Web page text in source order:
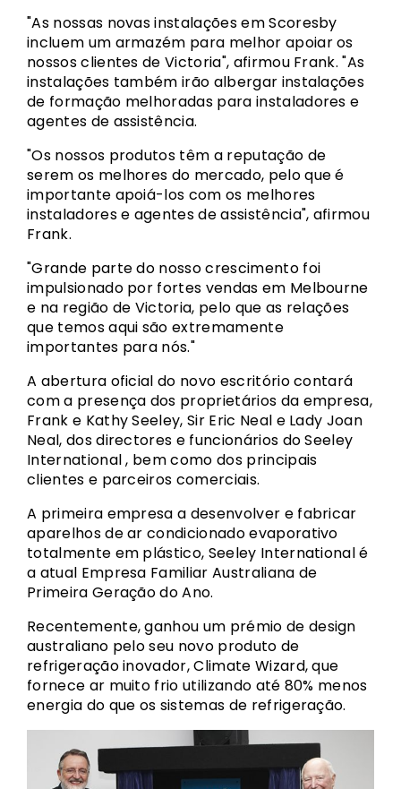
"As nossas novas instalações em Scoresby
incluem um armazém para melhor apoiar os
nossos clientes de Victoria", afirmou Frank. "As
instalações também irão albergar instalações
de formação melhoradas para instaladores e
agentes de assistência.
"Os nossos produtos têm a reputação de
serem os melhores do mercado, pelo que é
importante apoiá-los com os melhores
instaladores e agentes de assistência", afirmou
Frank.
"Grande parte do nosso crescimento foi
impulsionado por fortes vendas em Melbourne
e na região de Victoria, pelo que as relações
que temos aqui são extremamente
importantes para nós."
A abertura oficial do novo escritório contará
com a presença dos proprietários da empresa,
Frank e Kathy Seeley, Sir Eric Neal e Lady Joan
Neal, dos directores e funcionários do Seeley
International , bem como dos principais
clientes e parceiros comerciais.
A primeira empresa a desenvolver e fabricar
aparelhos de ar condicionado evaporativo
totalmente em plástico, Seeley International é
a atual Empresa Familiar Australiana de
Primeira Geração do Ano.
Recentemente, ganhou um prémio de design
australiano pelo seu novo produto de
refrigeração inovador, Climate Wizard, que
fornece ar muito frio utilizando até 80% menos
energia do que os sistemas de refrigeração.